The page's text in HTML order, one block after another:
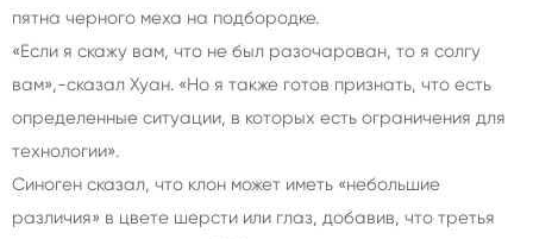
пятна черного меха на подбородке.
«Если я скажу вам, что не был разочарован, то я солгу
вам»,-сказал Хуан. «Но я также готов признать, что есть
определенные ситуации, в которых есть ограничения для
технологии».
Синоген сказал, что клон может иметь «небольшие
различия» в цвете шерсти или глаз, добавив, что третья